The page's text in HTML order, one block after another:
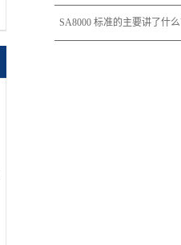
什么是IECQ QC
SA8000 标准的主要讲了什